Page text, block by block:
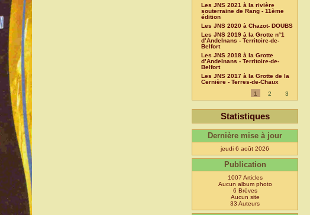
Les JNS 2021 à la rivière
souterraine de Rang - 11ème
édition
Les JNS 2020 à Chazot- DOUBS
Les JNS 2019 à la Grotte n°1
d’Andelnans - Territoire-de-
Belfort
Les JNS 2018 à la Grotte
d’Andelnans - Territoire-de-
Belfort
Les JNS 2017 à la Grotte de la
Cernière - Terres-de-Chaux
1
2 3
Statistiques
Dernière mise à jour
jeudi 6 août 2026
Publication
1007 Articles
Aucun album photo
6 Brèves
Aucun site
33 Auteurs